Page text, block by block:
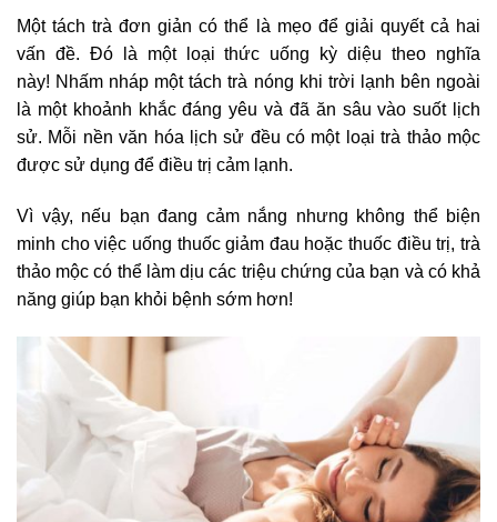
Một tách trà đơn giản có thể là mẹo để giải quyết cả hai
vấn đề. Đó là một loại thức uống kỳ diệu theo nghĩa
này! Nhấm nháp một tách trà nóng khi trời lạnh bên ngoài
là một khoảnh khắc đáng yêu và đã ăn sâu vào suốt lịch
sử. Mỗi nền văn hóa lịch sử đều có một loại trà thảo mộc
được sử dụng để điều trị cảm lạnh.
Vì vậy, nếu bạn đang cảm nắng nhưng không thể biện
minh cho việc uống thuốc giảm đau hoặc thuốc điều trị, trà
thảo mộc có thể làm dịu các triệu chứng của bạn và có khả
năng giúp bạn khỏi bệnh sớm hơn!